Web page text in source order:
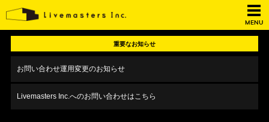
MENU
重要なお知らせ
お問い合わせ運用変更のお知らせ
Livemasters Inc.へのお問い合わせはこちら